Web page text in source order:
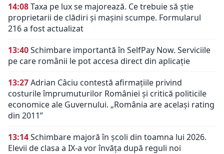
14:08Taxa pe lux se majorează. Ce trebuie să știe
proprietarii de clădiri și mașini scumpe. Formularul
216 a fost actualizat
13:40Schimbare importantă în SelfPay Now. Serviciile
pe care românii le pot accesa direct din aplicație
13:27Adrian Câciu contestă afirmațiile privind
costurile împrumuturilor României și critică politicile
economice ale Guvernului. „România are același rating
din 2011”
13:14Schimbare majoră în școli din toamna lui 2026.
Elevii de clasa a IX-a vor învăța după reguli noi